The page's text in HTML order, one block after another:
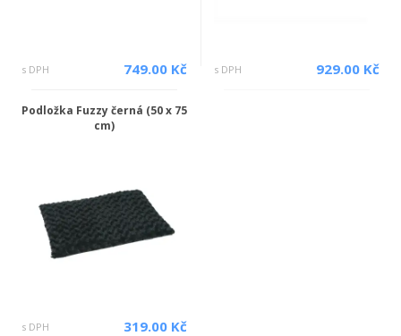
s DPH 749.00 Kč s DPH 929.00 Kč
Podložka Fuzzy černá (50 x 75
cm)
s DPH 319.00 Kč